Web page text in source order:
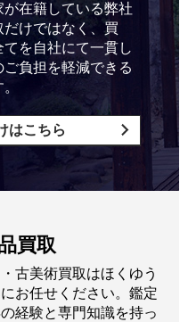
在籍している弊社
けではなく、買
を自社にて一貫し
負担を軽減できる
はこちら
買取
古美術買取はほくゆう
お任せください。鑑定
経験と専門知識を持っ